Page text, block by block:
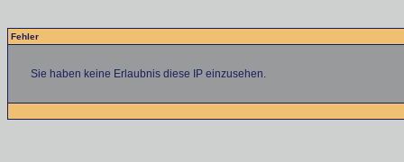
Fehler
Sie haben keine Erlaubnis diese IP einzusehen.